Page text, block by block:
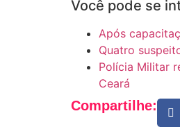
Você pode se
Após
Quatro
Polícia Militar
Ceará
Compartilhe: